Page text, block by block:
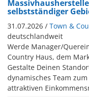
selbstständiger
31.07.2026 / Town &
deutschlandweit
Werde Manager/
Country Haus, dem
Gestalte Deinen
dynamisches Team
attraktiven